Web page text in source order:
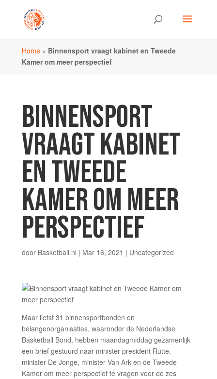
Home» Binnensport vraagt kabinet en Tweede
Kamer om meer perspectief
BINNENSPORT
VRAAGT KABINET
EN TWEEDE
KAMER OM MEER
PERSPECTIEF
door Basketball.nl | Mar 16, 2021 | Uncategorized
Maar liefst 31 binnensportbonden en
belangenorganisaties, waaronder de Nederlandse
Basketball Bond, hebben maandagmiddag gezamenlijk
een brief gestuurd naar minister-president Rutte,
minister De Jonge, minister Van Ark en de Tweede
Kamer om meer perspectief te vragen voor de zes